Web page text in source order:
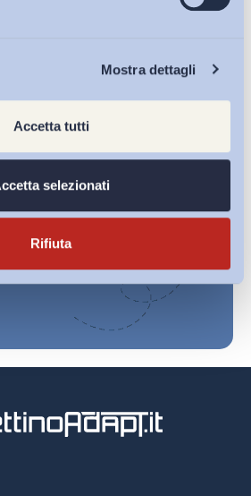
Mostra dettagli
Accetta tutti
selezionati
Rifiuta
trattamento dei dati personali descritti